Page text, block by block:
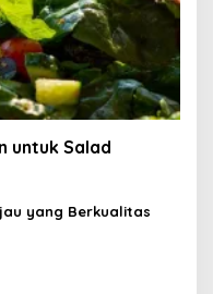
untuk Salad
yang Berkualitas